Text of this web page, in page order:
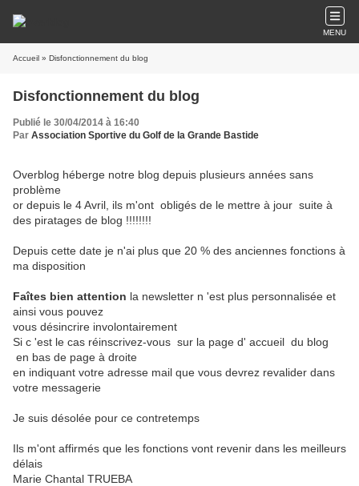
MENU
Accueil » Disfonctionnement du blog
Disfonctionnement du blog
Publié le 30/04/2014 à 16:40
Par Association Sportive du Golf de la Grande Bastide
Overblog héberge notre blog depuis plusieurs années sans
problème
or depuis le 4 Avril, ils m'ont obligés de le mettre à jour suite à
des piratages de blog !!!!!!!!
Depuis cette date je n'ai plus que 20 % des anciennes fonctions à
ma disposition
Faîtes bien attention la newsletter n 'est plus personnalisée et
ainsi vous pouvez
vous désincrire involontairement
Si c 'est le cas réinscrivez-vous sur la page d' accueil du blog
en bas de page à droite
en indiquant votre adresse mail que vous devrez revalider dans
votre messagerie
Je suis désolée pour ce contretemps
Ils m'ont affirmés que les fonctions vont revenir dans les meilleurs
délais
Marie Chantal TRUEBA